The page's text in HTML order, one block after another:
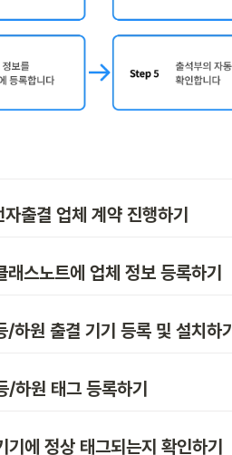
출결 업체 계약 진행하기
스노트에 업체 정보 등록하기
원 출결 기기 등록 및 설치하기
원 태그 등록하기
에 정상 태그되는지 확인하기